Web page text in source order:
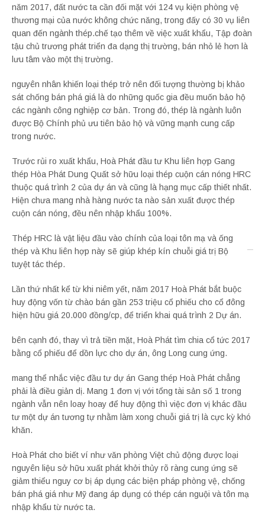
năm 2017, đất nước ta cần đối mặt với 124 vụ kiện phòng vệ
thương mại của nước không chức năng, trong đấy có 30 vụ liên
quan đến ngành thép.chế tạo thêm về việc xuất khẩu, Tập đoàn
tậu chủ trương phát triển đa dạng thị trường, bán nhỏ lẻ hơn là
lưu tâm vào một thị trường.
nguyên nhân khiến loại thép trở nên đối tượng thường bị khảo
sát chống bán phá giá là do những quốc gia đều muốn bảo hộ
các ngành công nghiệp cơ bản. Trong đó, thép là ngành luôn
được Bộ Chính phủ ưu tiên bảo hộ và vững mạnh cung cấp
trong nước.
Trước rủi ro xuất khẩu, Hoà Phát đầu tư Khu liên hợp Gang
thép Hòa Phát Dung Quất sở hữu loại thép cuộn cán nóng HRC
thuộc quá trình 2 của dự án và cũng là hạng mục cấp thiết nhất.
Hiện chưa mang nhà hàng nước ta nào sản xuất được thép
cuộn cán nóng, đều nên nhập khẩu 100%.
Thép HRC là vật liệu đầu vào chính của loại tôn mạ và ống
thép và Khu liên hợp này sẽ giúp khép kín chuỗi giá trị Bộ
tuyệt tác thép.
Lần thứ nhất kể từ khi niêm yết, năm 2017 Hoà Phát bắt buộc
huy động vốn từ chào bán gần 253 triệu cổ phiếu cho cổ đông
hiện hữu giá 20.000 đồng/cp, để triển khai quá trình 2 Dự án.
bên cạnh đó, thay vì trả tiền mặt, Hoà Phát tìm chia cổ tức 2017
bằng cổ phiếu để dồn lực cho dự án, ông Long cung ứng.
mang thể nhắc việc đầu tư dự án Gang thép Hoà Phát chẳng
phải là điều giản dị. Mang 1 đơn vị với tổng tài sản số 1 trong
ngành vẫn nên loay hoay để huy động thì việc đơn vị khác đầu
tư một dự án tương tự nhằm làm xong chuỗi giá trị là cực kỳ khó
khăn.
Hoà Phát cho biết ví như văn phòng Việt chủ động được loại
nguyên liệu sở hữu xuất phát khởi thủy rõ ràng cung ứng sẽ
giảm thiểu nguy cơ bị áp dụng các biện pháp phòng vệ, chống
bán phá giá như Mỹ đang áp dụng có thép cán nguội và tôn mạ
nhập khẩu từ nước ta.